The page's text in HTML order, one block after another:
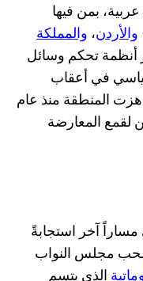
بمن فيها
والأردن، والمملكة
أنظمة تحكم وسائل
في أعقاب
هزت المنطقة منذ عام
لقمع المعارضة
آخر استجابةً
سحب مجلس النواب